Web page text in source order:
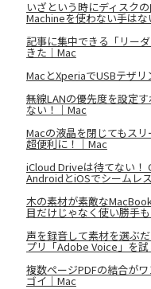
いざという時にディスク
Machineを使わない手はな
記事に集中できる「リー
きた｜Mac
MacとXperiaでUSBテザ
無線LANの優先度を設定
ない！｜Mac
Macの液晶を閉じてもス
超便利に！｜Mac
iCloud Driveは待てない！
AndroidとiOSでシームレ
木の素材が素敵な
目だけじゃなく使い勝手
声を録音して素材を選ぶ
プリ「Adobe Voice」を
複数ページPDFの結合が
ゴイ｜Mac